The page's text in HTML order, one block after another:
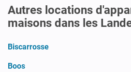
Autres locations
maisons dans les
Biscarrosse
Boos